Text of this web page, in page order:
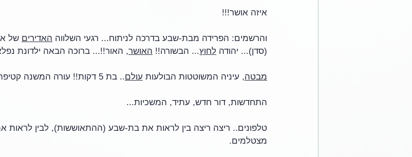
איזה אושר!!!
והרשמים: הפרידה מבת-שבע בדרכה לניתוח... רגעי השלווה האדירים של
(סדן)... יהודה לחוץ... הבשורה!! האושר, האור!!... ברוכה הבאה ילדונת
מבטה, עיניה המשוטטות הבולעות עולם.. בת 5 דקות!! עורה המשנה קטיפה לנייר כסף... ריחה!!!
התחדשות, דור חדש, עתיד, המשכיות...
טלפונים.. ריצה ריצה בין לראות את בת-שבע (ההתאוששות), לבין לראות
מצטלמים.